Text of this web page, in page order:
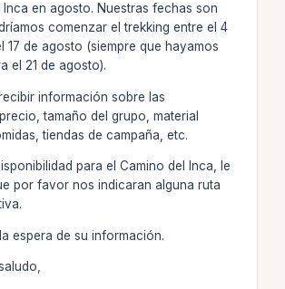
Inca en agosto. Nuestras fechas son
comenzar el trekking entre el 4
17 de agosto (siempre que hayamos
el 21 de agosto).
información sobre las
tamaño del grupo, material
tiendas de campaña, etc.
para el Camino del Inca, le
por favor nos indicaran alguna ruta
espera de su información.